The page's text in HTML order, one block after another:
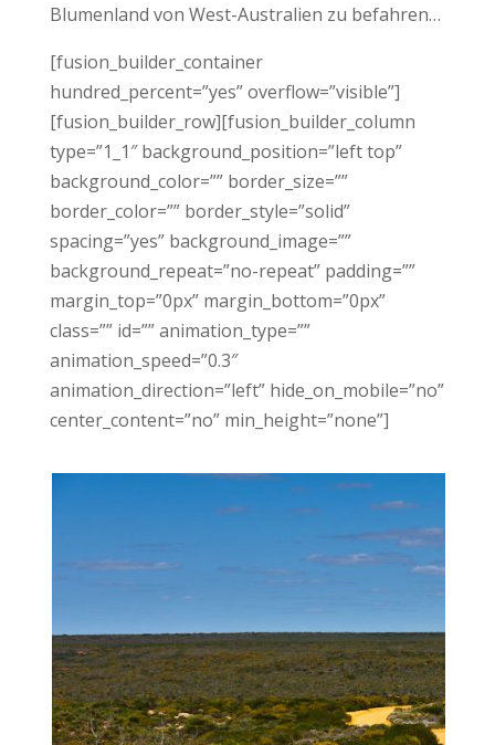
Blumenland von West-Australien zu befahren…
[fusion_builder_container
hundred_percent=”yes” overflow=”visible”]
[fusion_builder_row][fusion_builder_column
type=”1_1″ background_position=”left top”
background_color=”” border_size=””
border_color=”” border_style=”solid”
spacing=”yes” background_image=””
background_repeat=”no-repeat” padding=””
margin_top=”0px” margin_bottom=”0px”
class=”” id=”” animation_type=””
animation_speed=”0.3″
animation_direction=”left” hide_on_mobile=”no”
center_content=”no” min_height=”none”]